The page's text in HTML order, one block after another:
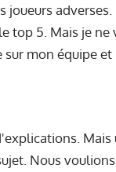
joueurs
top 5. Mais je
mon équipe et
Nous